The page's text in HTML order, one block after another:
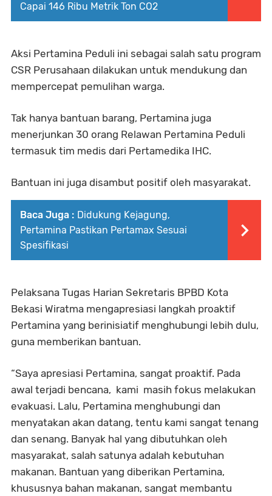
Capai 146 Ribu Metrik Ton CO2
Aksi Pertamina Peduli ini sebagai salah satu program
CSR Perusahaan dilakukan untuk mendukung dan
mempercepat pemulihan warga.
Tak hanya bantuan barang, Pertamina juga
menerjunkan 30 orang Relawan Pertamina Peduli
termasuk tim medis dari Pertamedika IHC.
Bantuan ini juga disambut positif oleh masyarakat.
Baca Juga : Didukung Kejagung,
Pertamina Pastikan Pertamax Sesuai
Spesifikasi
Pelaksana Tugas Harian Sekretaris BPBD Kota
Bekasi Wiratma mengapresiasi langkah proaktif
Pertamina yang berinisiatif menghubungi lebih dulu,
guna memberikan bantuan.
“Saya apresiasi Pertamina, sangat proaktif. Pada
awal terjadi bencana, kami masih fokus melakukan
evakuasi. Lalu, Pertamina menghubungi dan
menyatakan akan datang, tentu kami sangat tenang
dan senang. Banyak hal yang dibutuhkan oleh
masyarakat, salah satunya adalah kebutuhan
makanan. Bantuan yang diberikan Pertamina,
khususnya bahan makanan, sangat membantu